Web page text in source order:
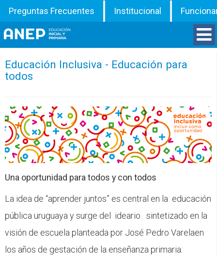
Preguntas Frecuentes Institucional
Divisiones
Inspecciones
Programas
Documentos
CFP
Noticias
Educación Inclusiva - Educación para
todos
Una oportunidad para todos y con todos
La idea de “aprender juntos” es central en la educación
pública uruguaya y surge del ideario sintetizado en la
visión de escuela planteada por José Pedro Varelaen
los años de gestación de la enseñanza primaria: